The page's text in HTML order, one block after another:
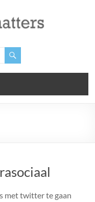
met twitter te gaan